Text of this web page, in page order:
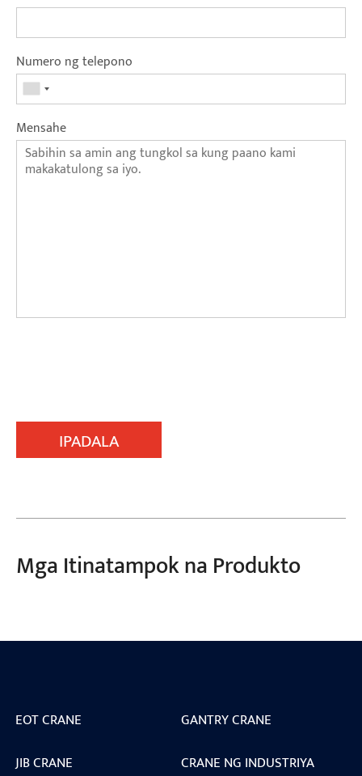
Numero ng telepono
Mensahe
IPADALA
Mga Itinatampok na Produkto
EOT CRANE
GANTRY CRANE
JIB CRANE
CRANE NG INDUSTRIYA